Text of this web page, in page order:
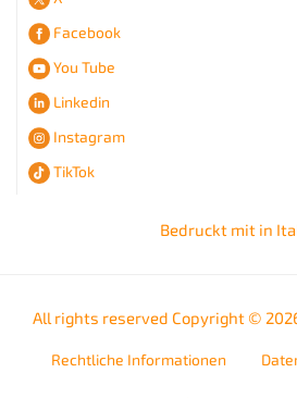
Facebook
You Tube
Linkedin
Instagram
TikTok
Bedruckt mit in
All rights reserved Copyright ©
Rechtliche Informationen